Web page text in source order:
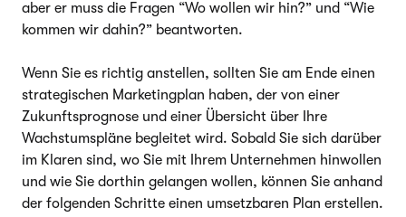
aber er muss die Fragen “Wo wollen wir hin?” und “Wie
kommen wir dahin?” beantworten.
Wenn Sie es richtig anstellen, sollten Sie am Ende einen
strategischen Marketingplan haben, der von einer
Zukunftsprognose und einer Übersicht über Ihre
Wachstumspläne begleitet wird. Sobald Sie sich darüber
im Klaren sind, wo Sie mit Ihrem Unternehmen hinwollen
und wie Sie dorthin gelangen wollen, können Sie anhand
der folgenden Schritte einen umsetzbaren Plan erstellen.